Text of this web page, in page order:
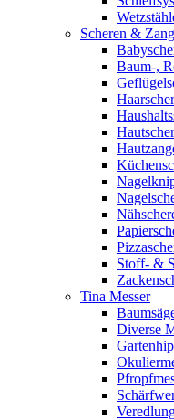
Scheren &
Baum-,
Stoff- &
Tina Messer
Diverse